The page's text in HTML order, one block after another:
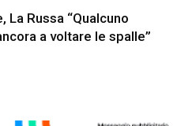
La Russa “Qualcuno
a voltare le spalle”